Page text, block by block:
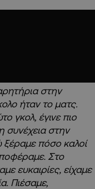
στην
ήταν το ματς.
γκολ, έγινε πιο
συνέχεια στην
ξέραμε πόσο καλοί
Στο
ευκαιρίες, είχαμε
Πιέσαμε,